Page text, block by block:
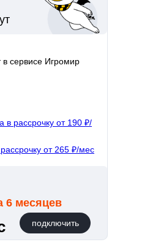
подключить
в сервисе Игромир
в рассрочку от 190 ₽/
от 265 ₽/мес
6 месяцев